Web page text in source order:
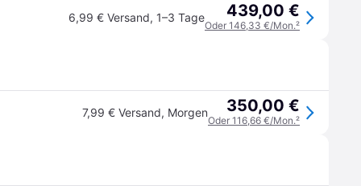
6,99 € Versand, 1–3 Tage 439,00 €
Oder 146,33 €/Mon.²
7,99 € Versand, Morgen 350,00 €
Oder 116,66 €/Mon.²